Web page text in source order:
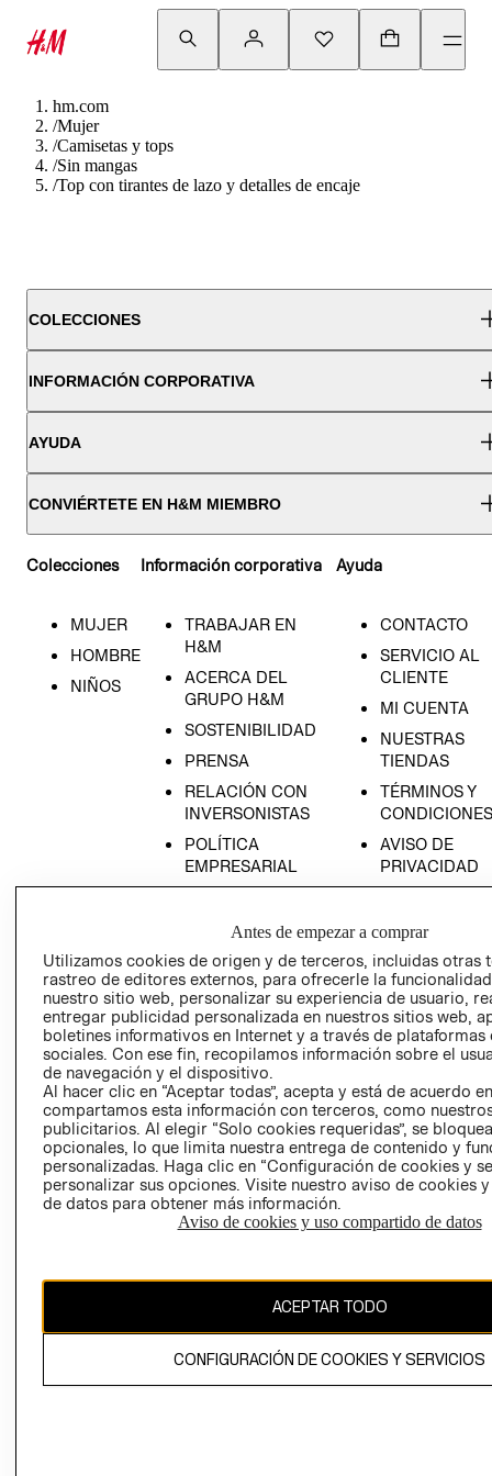
hm.com
/Mujer
/Camisetas y tops
/Sin mangas
/Top con tirantes de lazo y detalles de encaje
COLECCIONES
INFORMACIÓN CORPORATIVA
AYUDA
CONVIÉRTETE EN H&M MIEMBRO
Colecciones
MUJER
HOMBRE
NIÑOS
Información corporativa
TRABAJAR EN
H&M
ACERCA DEL
GRUPO H&M
SOSTENIBILIDAD
PRENSA
RELACIÓN CON
INVERSONISTAS
POLÍTICA
EMPRESARIAL
Ayuda
CONTACTO
SERVICIO AL
CLIENTE
MI CUENTA
NUESTRAS
TIENDAS
TÉRMINOS Y
CONDICIONES
AVISO DE
PRIVACIDAD
AVISO DE
LIBRO DE
Ecuador ($)
CAMBIAR REGIÓN
propiedad de H&M Hennes & Mauritz AB.
Antes de empezar a comprar
Utilizamos cookies de origen y de terceros, incluidas otras
rastreo de editores externos, para ofrecerle la
nuestro sitio web, personalizar su experiencia de usuario,
entregar publicidad personalizada en nuestros sitios web,
boletines informativos en Internet y a través de plataformas
sociales. Con ese fin, recopilamos información sobre el
de navegación y el dispositivo.
Al hacer clic en “Aceptar todas”, acepta y está de acuerdo
compartamos esta información con terceros, como
publicitarios. Al elegir “Solo cookies requeridas”, se
opcionales, lo que limita nuestra entrega de contenido y
personalizadas. Haga clic en “Configuración de cookies y
personalizar sus opciones. Visite nuestro aviso de cookies
de datos para obtener más información.
Aviso de cookies y uso compartido de datos
ACEPTAR TODO
CONFIGURACIÓN DE COOKIES Y SERVICIOS